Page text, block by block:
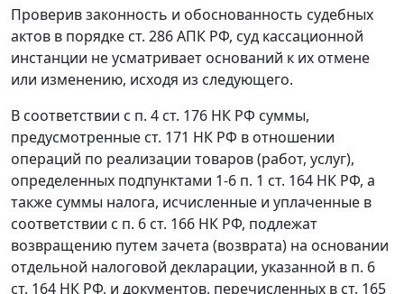
Проверив законность и обоснованность судебных
актов в порядке ст. 286АПК РФ, суд кассационной
инстанции не усматривает оснований к их отмене
или изменению, исходя из следующего.
В соответствии с п. 4 ст. 176 НК РФ суммы,
предусмотренные ст. 171 НК РФ в отношении
операций по реализации товаров (работ, услуг),
определенных подпунктами 1-6 п. 1 ст. 164 НК РФ, а
также суммы налога, исчисленные и уплаченные в
соответствии с п. 6 ст. 166 НК РФ, подлежат
возвращению путем зачета (возврата) на основании
отдельной налоговой декларации, указанной в п. 6
ст. 164 НК РФ, и документов, перечисленных в ст. 165